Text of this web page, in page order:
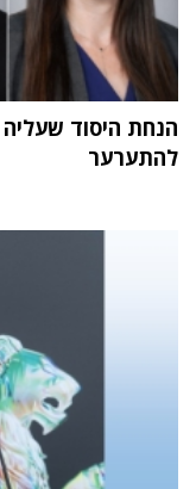
הנחת היסוד שעליה
להתערער